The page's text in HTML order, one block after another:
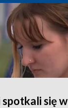
spotkali się w